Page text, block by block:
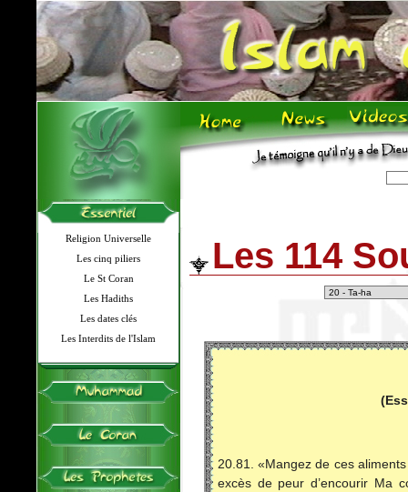
Religion Universelle
Les cinq piliers
Le St Coran
Les Hadiths
Les dates clés
Les Interdits de l'Islam
Les 114
20.81. «Mangez de ces
excès de peur d’encourir Ma